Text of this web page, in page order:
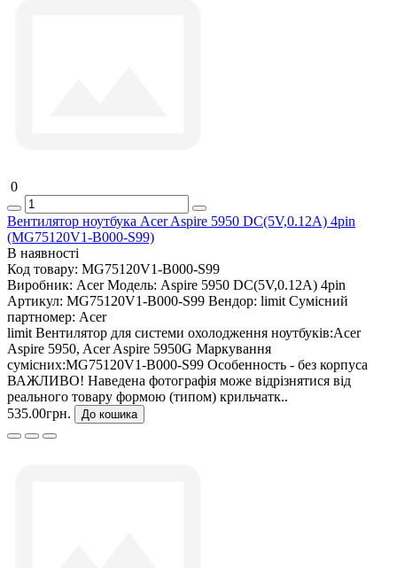
0
Вентилятор ноутбука Acer Aspire 5950 DC(5V,0.12A) 4pin
(MG75120V1-B000-S99)
В наявності
Код товару: MG75120V1-B000-S99
Виробник: Acer Модель: Aspire 5950 DC(5V,0.12A) 4pin
Артикул: MG75120V1-B000-S99 Вендор: limit Сумісний
партномер: Acer
limit Вентилятор для системи охолодження ноутбуків:Acer
Aspire 5950, Acer Aspire 5950G Маркування
сумісних:MG75120V1-B000-S99 Особенность - без корпуса
ВАЖЛИВО! Наведена фотографія може відрізнятися від
реального товару формою (типом) крильчатк..
535.00грн.
До кошика